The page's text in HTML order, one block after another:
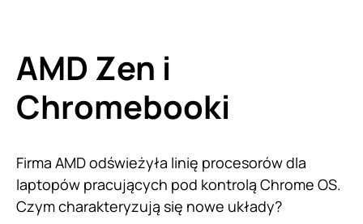
AMD Zen i
Chromebooki
Firma AMD odświeżyła linię procesorów dla
laptopów pracujących pod kontrolą Chrome OS.
Czym charakteryzują się nowe układy?